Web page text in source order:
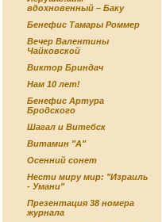
вдохновенный – Баку
Бенефис Тамары Роммер
Вечер Валентины
Чайковской
Виктор Бриндач
Нам 10 лет!
Бенефис Артура
Бродского
Шагал и Витебск
Витамин "А"
Осенний сонет
Нести миру мир: "Израиль
- Умани"
Презентация 38 номера
журнала